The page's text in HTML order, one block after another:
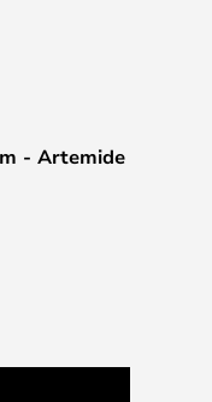
- Artemide